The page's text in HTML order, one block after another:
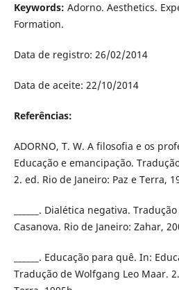
Keywords: Adorno. Aesthetics.
Formation.
Data de registro: 26/02/2014
Data de aceite: 22/10/2014
Referências:
ADORNO, T. W. A filosofia e os
Educação e emancipação.
2. ed. Rio de Janeiro: Paz e Terra,
______. Dialética negativa.
Casanova. Rio de Janeiro: Zahar,
______. Educação para quê. In:
Tradução de Wolfgang Leo Maar.